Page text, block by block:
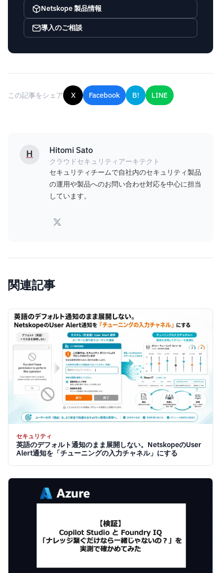
Netskope 製品情報
導入のご相談
この記事をシェア X Facebook B! LINE
H Hitomi Sato
クラウドセキュリティアーキテクト
セキュリティチームで自社内のセキュリティ製品
の運用や製品へのお問い合わせ対応を中心に担当
しています。
関連記事
セキュリティ
英語のデフォルト通知のまま展開しない。NetskopeのUser
Alert通知を「チューニングの入力チャネル」にする